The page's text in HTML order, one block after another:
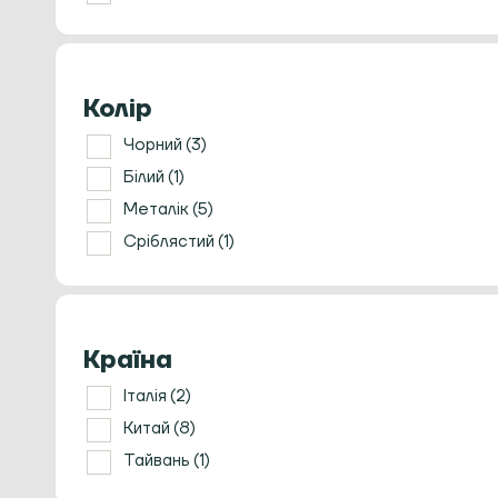
Розпушувачі/Розподільники
Ростери для кави
Сервери, заварники та чайники
Темпери
Термометри
Термостакани
Френч прес
Холдери та кошики
Кавомашини
Колір
Чорний (3)
Білий (1)
Металік(5)
Сріблястий (1)
Країна
Італія (2)
Китай (8)
Тайвань (1)